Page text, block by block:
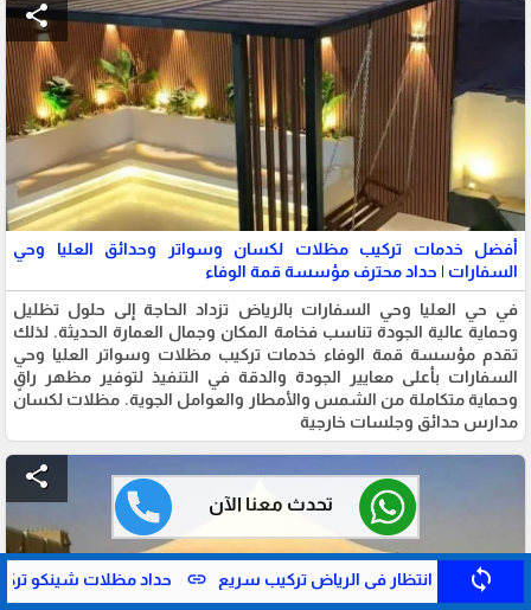
تحدث معنا الآن
sync
حداد مظلات شينكو تركيب فوري بالرياض link ورشة حداد ساندوتش
share
أفضل خدمات تركيب مظلات لكسان وسواتر وحدائق العليا وحي
السفارات | حداد محترف مؤسسة قمة الوفاء
في حي العليا وحي السفارات بالرياض تزداد الحاجة إلى حلول تظليل
وحماية عالية الجودة تناسب فخامة المكان وجمال العمارة الحديثة. لذلك
تقدم مؤسسة قمة الوفاء خدمات تركيب مظلات وسواتر العليا وحي
السفارات بأعلى معايير الجودة والدقة في التنفيذ لتوفير مظهر راقٍ
وحماية متكاملة من الشمس والأمطار والعوامل الجوية. مظلات لكسان
مدارس حدائق وجلسات خارجية
share